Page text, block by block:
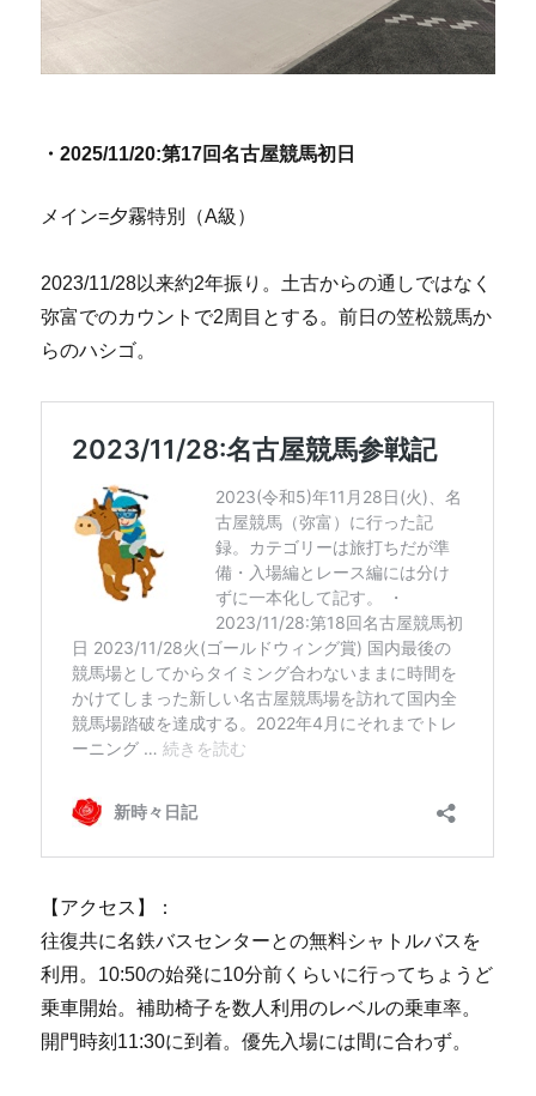
・2025/11/20:第17回名古屋競馬初日
メイン=夕霧特別（A級）
2023/11/28以来約2年振り。土古からの通しではなく
弥富でのカウントで2周目とする。前日の笠松競馬か
らのハシゴ。
【アクセス】：
往復共に名鉄バスセンターとの無料シャトルバスを
利用。10:50の始発に10分前くらいに行ってちょうど
乗車開始。補助椅子を数人利用のレベルの乗車率。
開門時刻11:30に到着。優先入場には間に合わず。